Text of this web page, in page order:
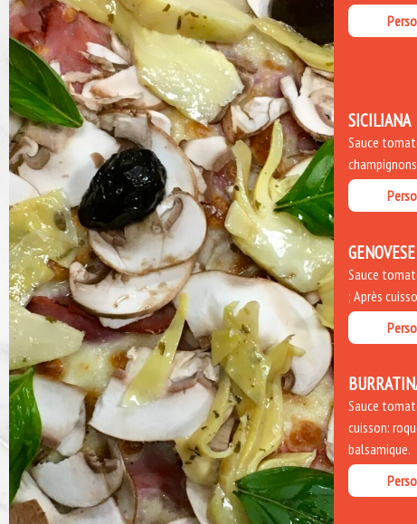
SICILIANA
Sauce
GENOVESE
Sauce
; Après
Sauce
cuisson:
balsamique.